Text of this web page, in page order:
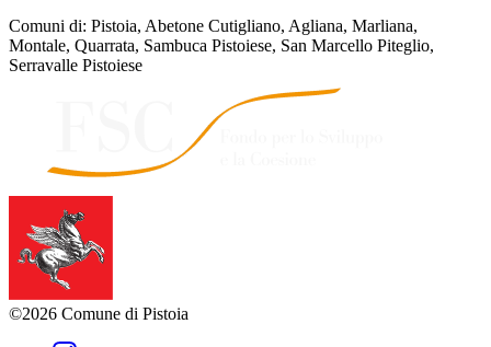
Comuni di: Pistoia, Abetone Cutigliano, Agliana, Marliana,
Montale, Quarrata, Sambuca Pistoiese, San Marcello Piteglio,
Serravalle Pistoiese
©2026 Comune di Pistoia